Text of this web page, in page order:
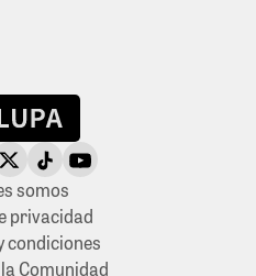
somos
privacidad
condiciones
Comunidad